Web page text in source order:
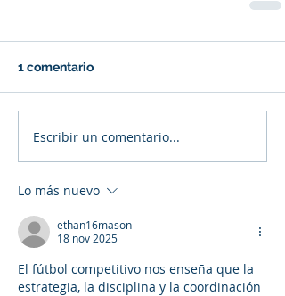
1 comentario
Escribir un comentario...
Lo más nuevo
ethan16mason
18 nov 2025
El fútbol competitivo nos enseña que la
estrategia, la disciplina y la coordinación